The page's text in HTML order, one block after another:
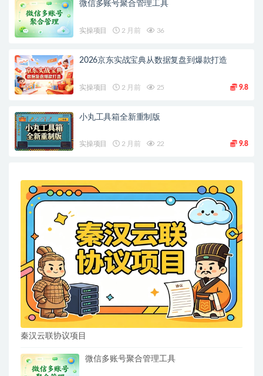
微信多账号聚合管理工具
实操项目 2 月前 36
2026京东实战宝典从数据复盘到爆款打造
实操项目 2 月前 25 9.8
小丸工具箱全新重制版
实操项目 2 月前 22 9.8
秦汉云联协议项目
微信多账号聚合管理工具